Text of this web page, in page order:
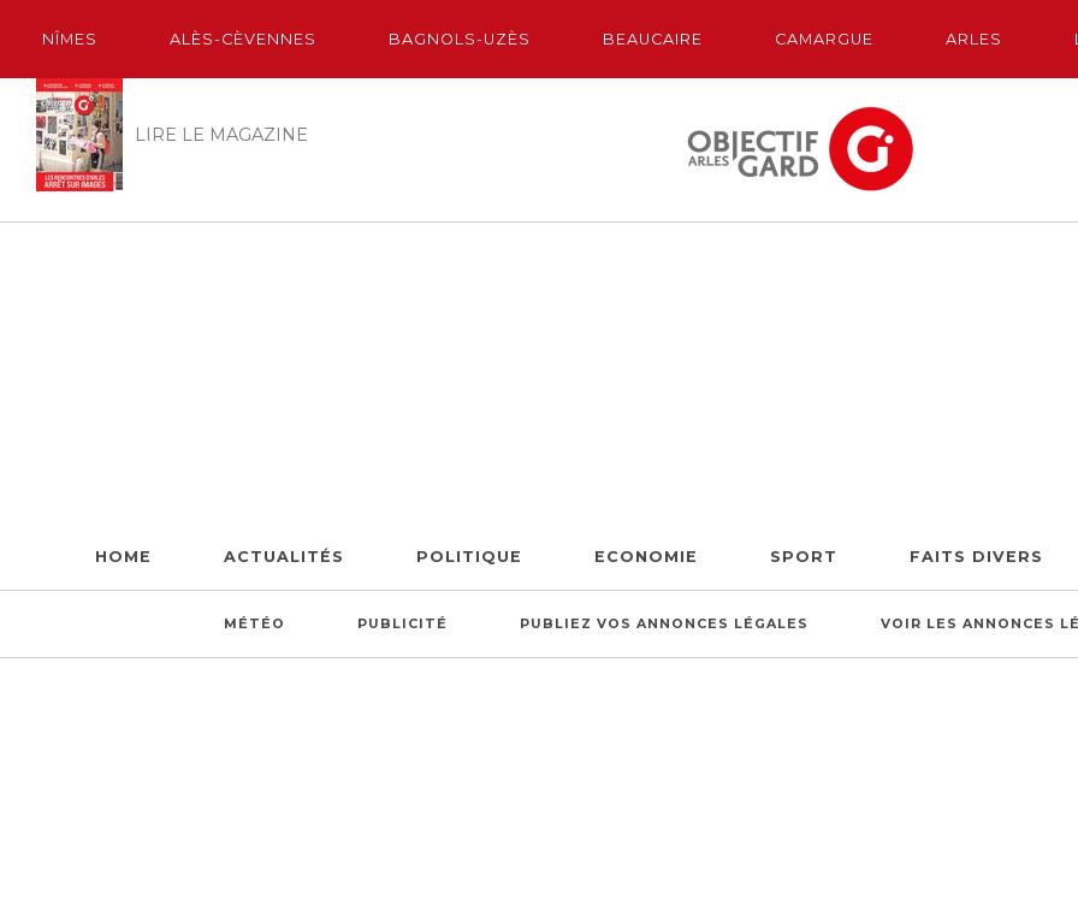
NÎMES ALÈS-CÈVENNES BAGNOLS-UZÈS BEAUCAIRE CAMARGUE ARLES
LIRE LE MAGAZINE
HOME ACTUALITÉS POLITIQUE ECONOMIE SPORT FAITS DIVERS
MÉTÉO PUBLICITÉ PUBLIEZ VOS ANNONCES LÉGALES VOIR LES ANNONCES